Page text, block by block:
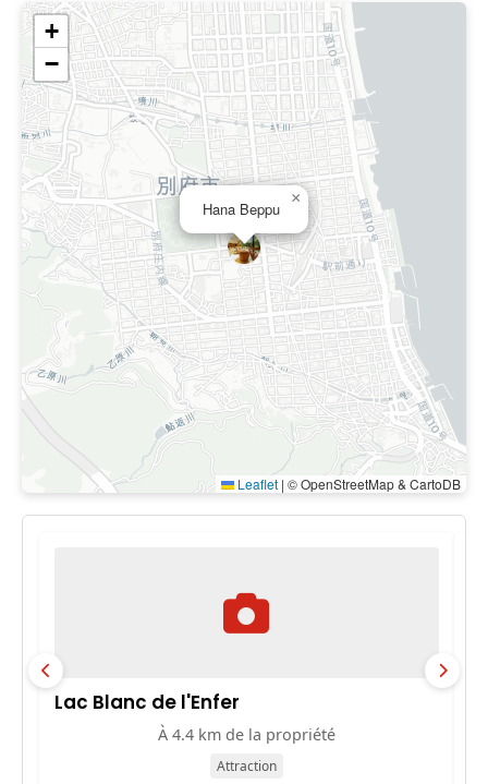
Hana Beppu
×
+
−
Leaflet | © OpenStreetMap & CartoDB
Lac Blanc de l'Enfer
À 4.4 km de la propriété
Attraction